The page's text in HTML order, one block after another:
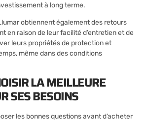
à long terme.
obtiennent également des retours
en raison de leur facilité d’entretien et de
leurs propriétés de protection et
même dans des conditions
LA MEILLEURE
SES BESOINS
les bonnes questions avant d’acheter